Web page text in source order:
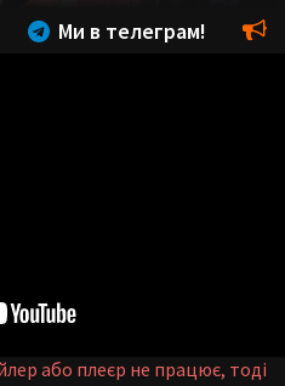
Ми в телеграм!
або плеєр не працює, тоді